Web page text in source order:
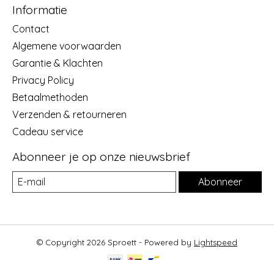
Informatie
Contact
Algemene voorwaarden
Garantie & Klachten
Privacy Policy
Betaalmethoden
Verzenden & retourneren
Cadeau service
Abonneer je op onze nieuwsbrief
Abonneer
© Copyright 2026 Sproett - Powered by Lightspeed